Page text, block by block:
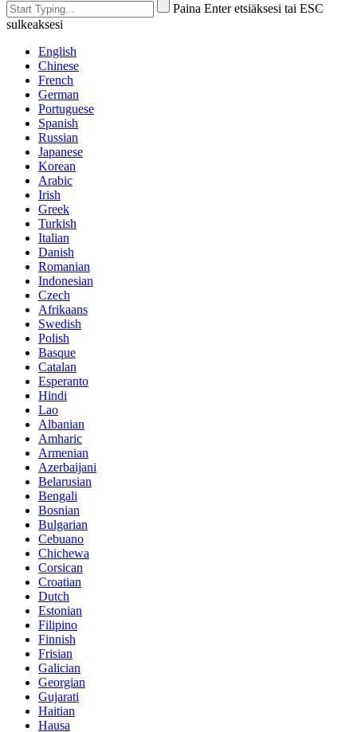
Paina Enter etsiäksesi tai ESC
sulkeaksesi
English
Chinese
French
German
Portuguese
Spanish
Russian
Japanese
Korean
Arabic
Irish
Greek
Turkish
Italian
Danish
Romanian
Indonesian
Czech
Afrikaans
Swedish
Polish
Basque
Catalan
Esperanto
Hindi
Lao
Albanian
Amharic
Armenian
Azerbaijani
Belarusian
Bengali
Bosnian
Bulgarian
Cebuano
Chichewa
Corsican
Croatian
Dutch
Estonian
Filipino
Finnish
Frisian
Galician
Georgian
Gujarati
Haitian
Hausa